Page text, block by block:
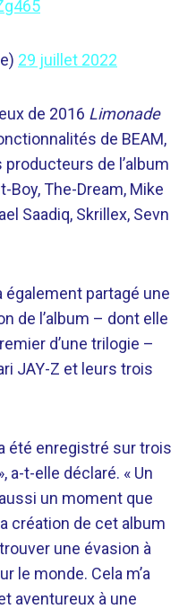
29 juillet 2022
de 2016 Limonade
de BEAM,
de l’album
The-Dream, Mike
Saadiq, Skrillex, Sevn
également partagé une
de l’album – dont elle
d’une trilogie –
JAY-Z et leurs trois
été enregistré sur trois
a-t-elle déclaré. « Un
un moment que
création de cet album
une évasion à
le monde. Cela m’a
aventureux à une